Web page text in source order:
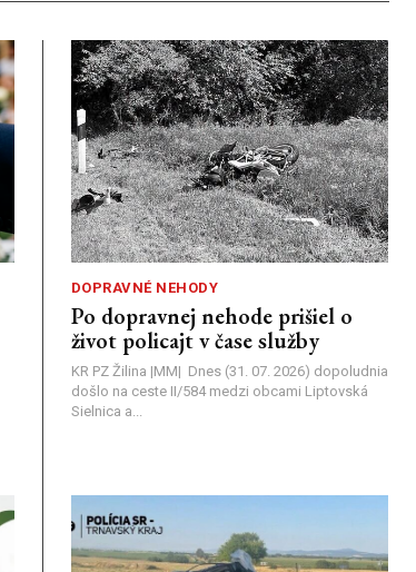
DOPRAVNÉ NEHODY
Po dopravnej nehode prišiel o
život policajt v čase služby
KR PZ Žilina |MM| Dnes (31. 07. 2026) dopoludnia
došlo na ceste II/584 medzi obcami Liptovská
Sielnica a...